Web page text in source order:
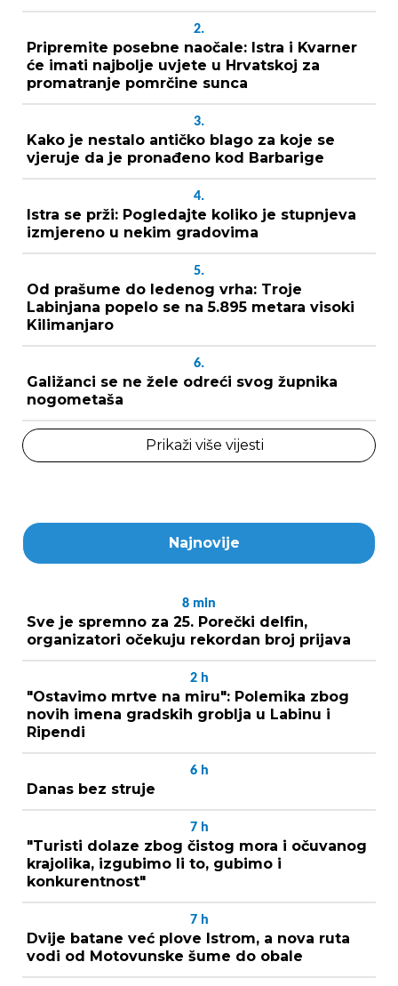
2.
Pripremite posebne naočale: Istra i Kvarner
će imati najbolje uvjete u Hrvatskoj za
promatranje pomrčine sunca
3.
Kako je nestalo antičko blago za koje se
vjeruje da je pronađeno kod Barbarige
4.
Istra se prži: Pogledajte koliko je stupnjeva
izmjereno u nekim gradovima
5.
Od prašume do ledenog vrha: Troje
Labinjana popelo se na 5.895 metara visoki
Kilimanjaro
6.
Galižanci se ne žele odreći svog župnika
nogometaša
Prikaži više vijesti
Najnovije
8 min
Sve je spremno za 25. Porečki delfin,
organizatori očekuju rekordan broj prijava
2 h
"Ostavimo mrtve na miru": Polemika zbog
novih imena gradskih groblja u Labinu i
Ripendi
6 h
Danas bez struje
7 h
"Turisti dolaze zbog čistog mora i očuvanog
krajolika, izgubimo li to, gubimo i
konkurentnost"
7 h
Dvije batane već plove Istrom, a nova ruta
vodi od Motovunske šume do obale